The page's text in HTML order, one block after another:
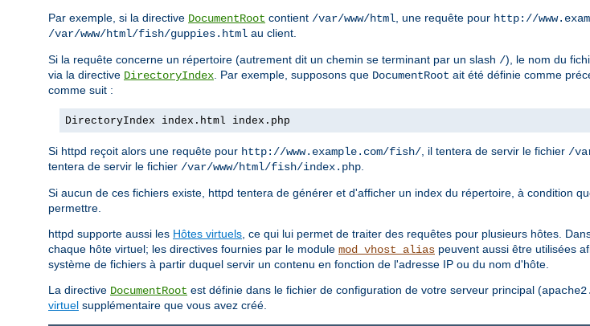
Par exemple, si la directive DocumentRoot contient /var/www/html , une requête pour http://
/var/www/html/fish/guppies.html au client.
Si la requête concerne un répertoire (autrement dit un chemin se terminant par un slash /), le nom du
via la directive DirectoryIndex . Par exemple, supposons que DocumentRoot ait été définie comme
comme suit :
DirectoryIndex index.html index.php
Si httpd reçoit alors une requête pour http://www.example.com/fish/ , il tentera de servir le fichier /
tentera de servir le fichier /var/www/html/fish/index.php
Si aucun de ces fichiers existe, httpd tentera de générer et d'afficher un index du répertoire, à condition
permettre.
httpd supporte aussi les Hôtes virtuels , ce qui lui permet de traiter des requêtes pour plusieurs hôtes.
chaque hôte virtuel; les directives fournies par le module mod_vhost_alias peuvent aussi être utilisées
système de fichiers à partir duquel servir un contenu en fonction de l'adresse IP ou du nom d'hôte.
La directive DocumentRoot est définie dans le fichier de configuration de votre serveur principal (
virtuel supplémentaire que vous avez créé.